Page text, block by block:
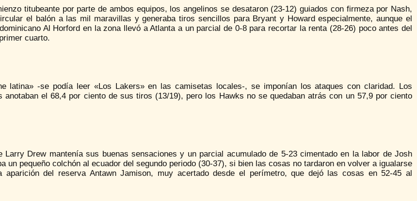
titubeante por parte de ambos equipos, los angelinos se desataron (23-12) guiados con firmeza por Nash,
el balón a las mil maravillas y generaba tiros sencillos para Bryant y Howard especialmente, aunque el
Al Horford en la zona llevó a Atlanta a un parcial de 0-8 para recortar la renta (28-26) poco antes del
cuarto.
latina» -se podía leer «Los Lakers» en las camisetas locales-, se imponían los ataques con claridad. Los
anotaban el 68,4 por ciento de sus tiros (13/19), pero los Hawks no se quedaban atrás con un 57,9 por ciento
Larry Drew mantenía sus buenas sensaciones y un parcial acumulado de 5-23 cimentado en la labor de Josh
un pequeño colchón al ecuador del segundo periodo (30-37), si bien las cosas no tardaron en volver a igualarse
aparición del reserva Antawn Jamison, muy acertado desde el perímetro, que dejó las cosas en 52-45 al